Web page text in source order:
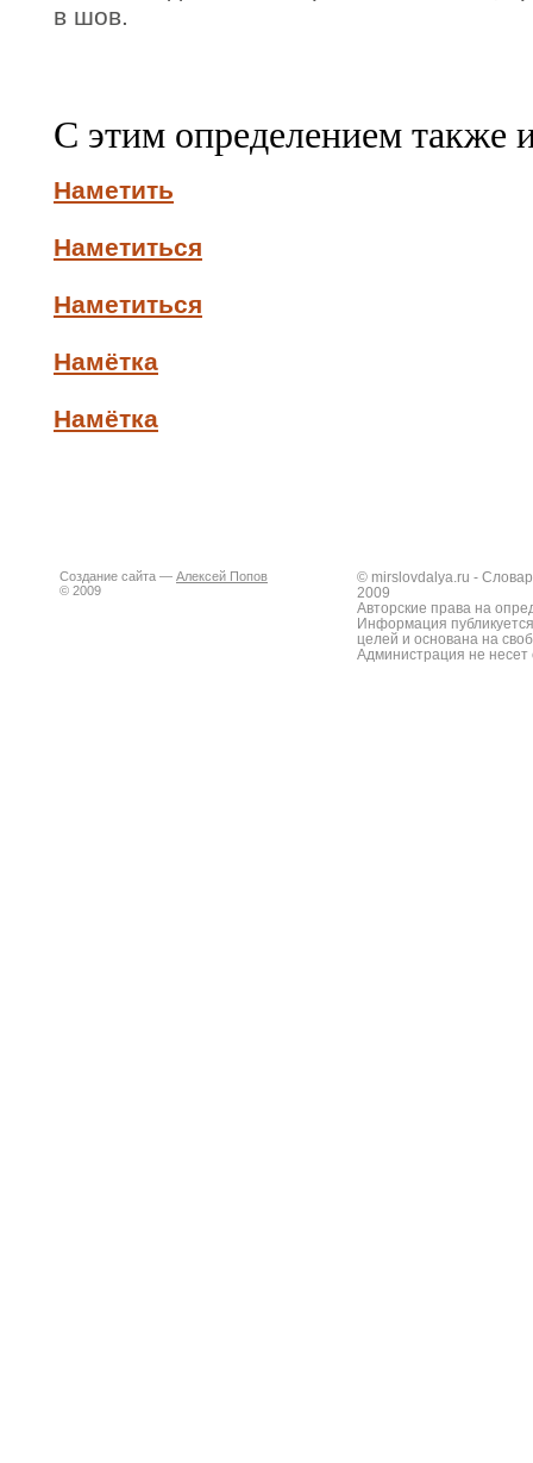
в шов.
С этим определением также
Наметить
Наметиться
Наметиться
Намётка
Намётка
Создание сайта — Алексей Попов
© 2009
© mirslovdalya.ru -
2009
Авторские права на
Информация
целей и основана на
Администрация не несет